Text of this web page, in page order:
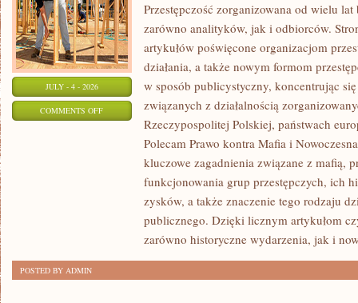
JULY - 4 - 2026
COMMENTS OFFON
TAJEMNICE
NIEWYJAŚNIONE
Przestępczość zorganizowana od wielu
zarówno analityków, jak i odbiorców.
artykułów poświęcone organizacjom
działania, a także nowym formom
w sposób publicystyczny, koncentrując
związanych z działalnością
Rzeczypospolitej Polskiej, państwach
Polecam Prawo kontra Mafia i
kluczowe zagadnienia związane z mafią,
funkcjonowania grup przestępczych, ich
zysków, a także znaczenie tego rodzaju
publicznego. Dzięki licznym artykułom
zarówno historyczne wydarzenia, jak i
POSTED BY ADMIN